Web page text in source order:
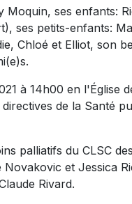
Moquin, ses enfants:
ses petits-enfants:
Chloé et Elliot, son
à 14h00 en l'Église
de la Santé
palliatifs du CLSC
et Jessica
Rivard.